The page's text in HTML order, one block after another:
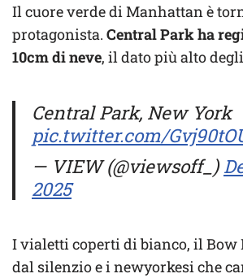
Il cuore verde di Manhattan è
protagonista. Central Park ha
10cm di neve, il dato più alto
Central Park, New York
pic.twitter.com/
— VIEW (@viewsoff_)
2025
I vialetti coperti di bianco, il Bow
dal silenzio e i newyorkesi che